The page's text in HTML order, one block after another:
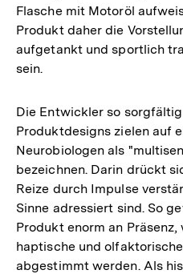
Flasche mit Motoröl
Produkt daher die
aufgetankt und sportlich
sein.
Die Entwickler so
Produktdesigns zielen auf
Neurobiologen als
bezeichnen. Darin drückt
Reize durch Impulse
Sinne adressiert sind. So
Produkt enorm an
haptische und
abgestimmt werden. Als